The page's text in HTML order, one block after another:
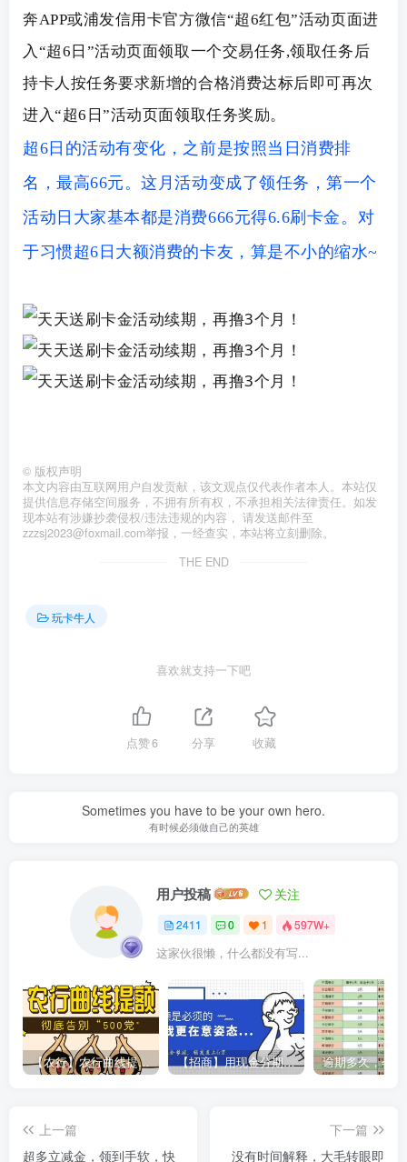
奔APP或浦发信用卡官方微信“超6红包”活动页面进
入“超6日”活动页面领取一个交易任务,领取任务后
持卡人按任务要求新增的合格消费达标后即可再次
进入“超6日”活动页面领取任务奖励。
超6日的活动有变化，之前是按照当日消费排
名，最高66元。这月活动变成了领任务，第一个
活动日大家基本都是消费666元得6.6刷卡金。对
于习惯超6日大额消费的卡友，算是不小的缩水~
© 版权声明
本文内容由互联网用户自发贡献，该文观点仅代表作者本人。本站仅
提供信息存储空间服务，不拥有所有权，不承担相关法律责任。如发
现本站有涉嫌抄袭侵权/违法违规的内容， 请发送邮件至
zzzsj2023@foxmail.com举报，一经查实，本站将立刻删除。
THE END
玩卡牛人
喜欢就支持一下吧
点赞6 分享 收藏
Sometimes you have to be your own hero.
有时候必须做自己的英雄
用户投稿 关注
2411 0 1 597W+
这家伙很懒，什么都没有写...
【农行】农行曲线提额，彻底告别“500党” 【招商】用现金分期提额，额度直上6万
上一篇
超多立减金，领到手软，快
下一篇
没有时间解释，大毛转眼即